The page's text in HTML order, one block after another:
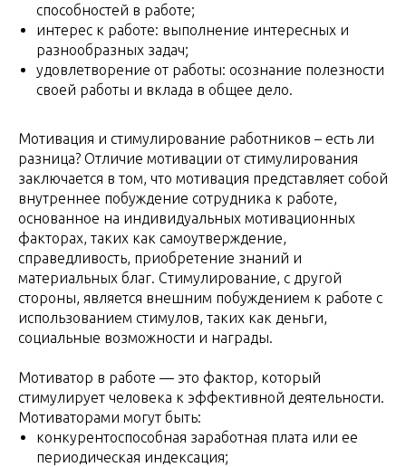
способностей в работе;
интерес к работе: выполнение интересных и
разнообразных задач;
удовлетворение от работы: осознание полезности
своей работы и вклада в общее дело.
Мотивация и стимулирование работников – есть ли
разница? Отличие мотивации от стимулирования
заключается в том, что мотивация представляет собой
внутреннее побуждение сотрудника к работе,
основанное на индивидуальных мотивационных
факторах, таких как самоутверждение,
справедливость, приобретение знаний и
материальных благ. Стимулирование, с другой
стороны, является внешним побуждением к работе с
использованием стимулов, таких как деньги,
социальные возможности и награды.
Мотиватор в работе — это фактор, который
стимулирует человека к эффективной деятельности.
Мотиваторами могут быть:
конкурентоспособная заработная плата или ее
периодическая индексация;